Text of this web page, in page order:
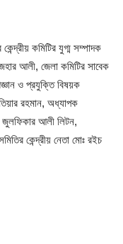
কমিটির যুগ্ম সম্পাদক
আলী, জেলা কমিটির সাবেক
ও প্রযুক্তি বিষয়ক
রহমান, অধ্যাপক
আলী লিটন,
কেন্দ্রীয় নেতা মোঃ রইচ